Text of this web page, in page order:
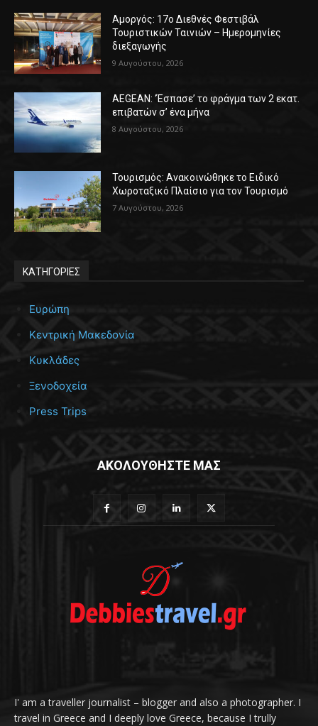
Αμοργός: 17ο Διεθνές Φεστιβάλ
Τουριστικών Ταινιών – Ημερομηνίες
διεξαγωγής
9 Αυγούστου, 2026
AEGEAN: ‘Έσπασε’ το φράγμα των 2 εκατ.
επιβατών σ’ ένα μήνα
8 Αυγούστου, 2026
Τουρισμός: Ανακοινώθηκε το Ειδικό
Χωροταξικό Πλαίσιο για τον Τουρισμό
7 Αυγούστου, 2026
ΚΑΤΗΓΟΡΙΕΣ
Ευρώπη
Κεντρική Μακεδονία
Κυκλάδες
Ξενοδοχεία
Press Trips
ΑΚΟΛΟΥΘΗΣΤΕ ΜΑΣ
I' am a traveller journalist – blogger and also a photographer. I
travel in Greece and I deeply love Greece, because I trully